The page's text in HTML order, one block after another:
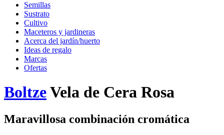
Semillas
Sustrato
Cultivo
Maceteros y jardineras
Acerca del jardín/huerto
Ideas de regalo
Marcas
Ofertas
BoltzeVela de Cera Rosa
Maravillosa combinación cromática